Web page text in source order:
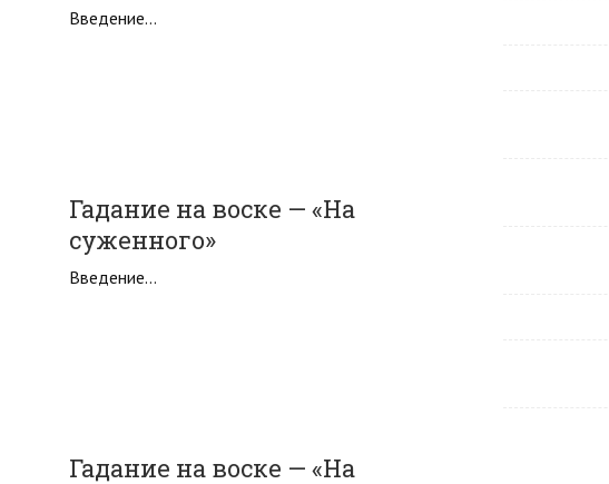
Введение…
Гадание на воске — «На
суженного»
Введение…
Гадание на воске — «На